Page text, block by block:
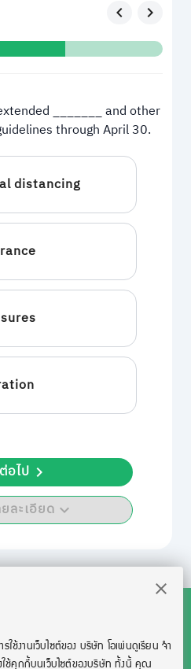
_______ and other
through April 30.
distancing
ละเอียด
อไป
ช้งานเว็บไซต์ของ บริษัท โอเพ่นดูเรียน จํา
ใช้คุกกี้บนเว็บไซต์ของบริษัท ทั้งนี้ คุณ
เรียน จำกัด 2021 ©︎ OpenDurian